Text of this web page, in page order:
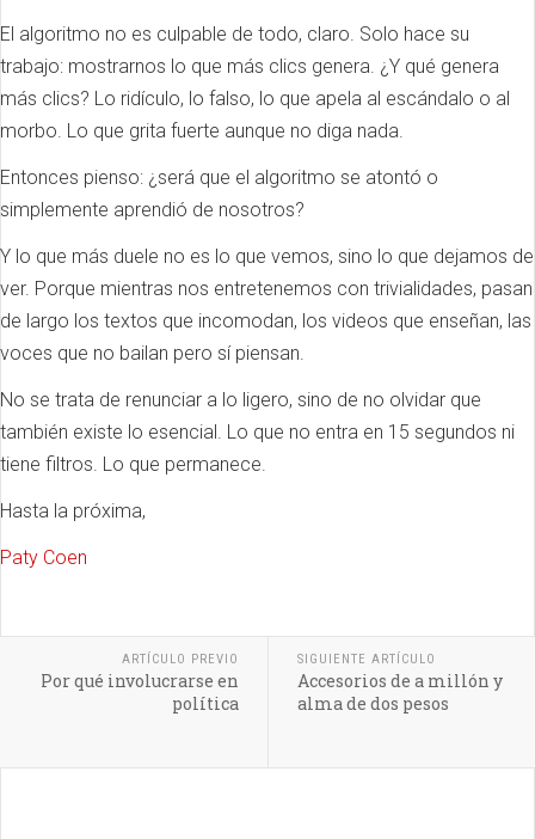
El algoritmo no es culpable de todo, claro. Solo hace su
trabajo: mostrarnos lo que más clics genera. ¿Y qué genera
más clics? Lo ridículo, lo falso, lo que apela al escándalo o al
morbo. Lo que grita fuerte aunque no diga nada.
Entonces pienso: ¿será que el algoritmo se atontó o
simplemente aprendió de nosotros?
Y lo que más duele no es lo que vemos, sino lo que dejamos de
ver. Porque mientras nos entretenemos con trivialidades, pasan
de largo los textos que incomodan, los videos que enseñan, las
voces que no bailan pero sí piensan.
No se trata de renunciar a lo ligero, sino de no olvidar que
también existe lo esencial. Lo que no entra en 15 segundos ni
tiene filtros. Lo que permanece.
Hasta la próxima,
Paty Coen
ARTÍCULO PREVIO
Por qué involucrarse en
política
SIGUIENTE ARTÍCULO
Accesorios de a millón y
alma de dos pesos